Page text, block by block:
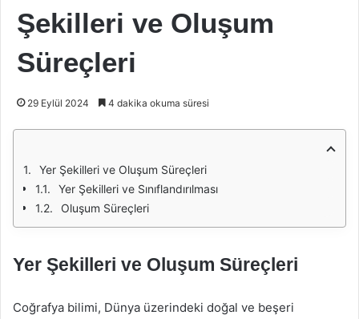
Şekilleri ve Oluşum
Süreçleri
29 Eylül 2024 4 dakika okuma süresi
Yer Şekilleri ve Oluşum Süreçleri
Yer Şekilleri ve Sınıflandırılması
Oluşum Süreçleri
Yer Şekilleri ve Oluşum Süreçleri
Coğrafya bilimi, Dünya üzerindeki doğal ve beşeri